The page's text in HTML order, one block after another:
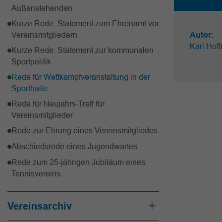
Außenstehenden
Kurze Rede: Statement zum Ehrenamt vor
Vereinsmitgliedern
Kurze Rede: Statement zur kommunalen
Sportpolitik
Rede für Wettkampfveranstaltung in der
Sporthalle
Rede für Neujahrs-Treff für
Vereinsmitglieder
Rede zur Ehrung eines Vereinsmitgliedes
Abschiedsrede eines Jugendwartes
Rede zum 25-jährigen Jubiläum eines
Tennisvereins
Vereinsarchiv
Autor:
Karl